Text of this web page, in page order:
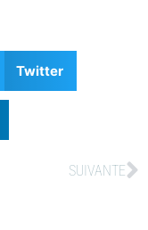
Twitter
SUIVANTE